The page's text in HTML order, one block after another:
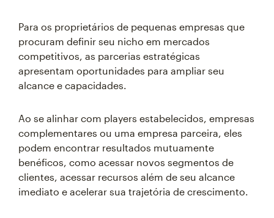
Para os proprietários de pequenas empresas que
procuram definir seu nicho em mercados
competitivos, as parcerias estratégicas
apresentam oportunidades para ampliar seu
alcance e capacidades.
Ao se alinhar com players estabelecidos, empresas
complementares ou uma empresa parceira, eles
podem encontrar resultados mutuamente
benéficos, como acessar novos segmentos de
clientes, acessar recursos além de seu alcance
imediato e acelerar sua trajetória de crescimento.